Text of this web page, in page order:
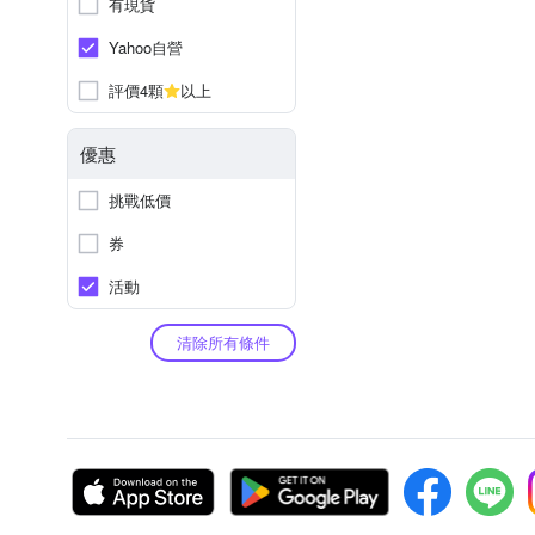
Yahoo自營
評價4顆
以上
優惠
挑戰低價
券
活動
清除所有條件